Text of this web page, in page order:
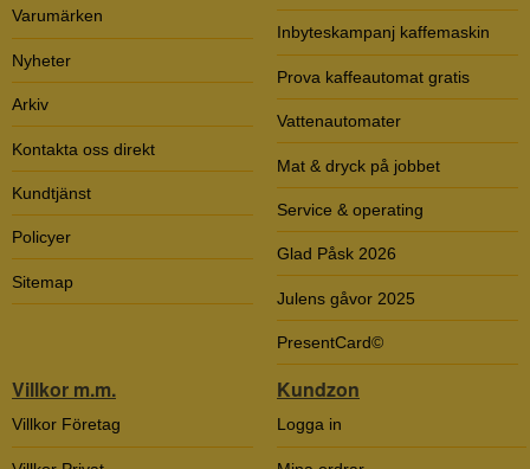
Varumärken
Nyheter
Arkiv
Kontakta oss direkt
Kundtjänst
Policyer
Sitemap
Inbyteskampanj kaffemaskin
Prova kaffeautomat gratis
Vattenautomater
Mat & dryck på jobbet
Service & operating
Glad Påsk 2026
Julens gåvor 2025
PresentCard©
Villkor m.m.
Villkor Företag
Kundzon
Logga in